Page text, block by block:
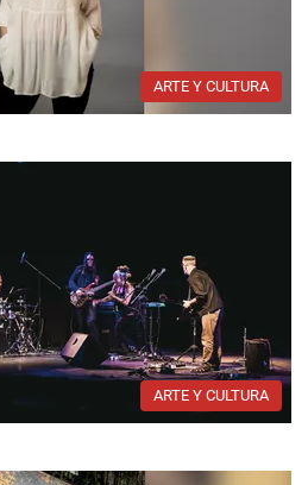
ARTE Y CULTURA
ARTE Y CULTURA